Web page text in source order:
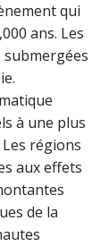
qui
ans. Les
submergées
à une plus
régions
aux effets
de la